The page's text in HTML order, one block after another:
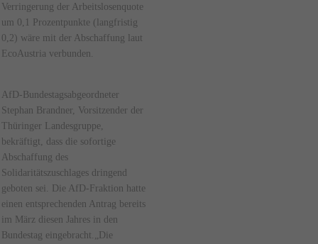
Verringerung der Arbeitslosenquote
um 0,1 Prozentpunkte (langfristig
0,2) wäre mit der Abschaffung laut
EcoAustria verbunden.
AfD-Bundestagsabgeordneter
Stephan Brandner, Vorsitzender der
Thüringer Landesgruppe,
bekräftigt, dass die sofortige
Abschaffung des
Solidaritätszuschlages dringend
geboten sei. Die AfD-Fraktion hatte
einen entsprechenden Antrag bereits
im März diesen Jahres in den
Bundestag eingebracht.„Die